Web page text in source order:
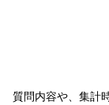
質問内容や、集計